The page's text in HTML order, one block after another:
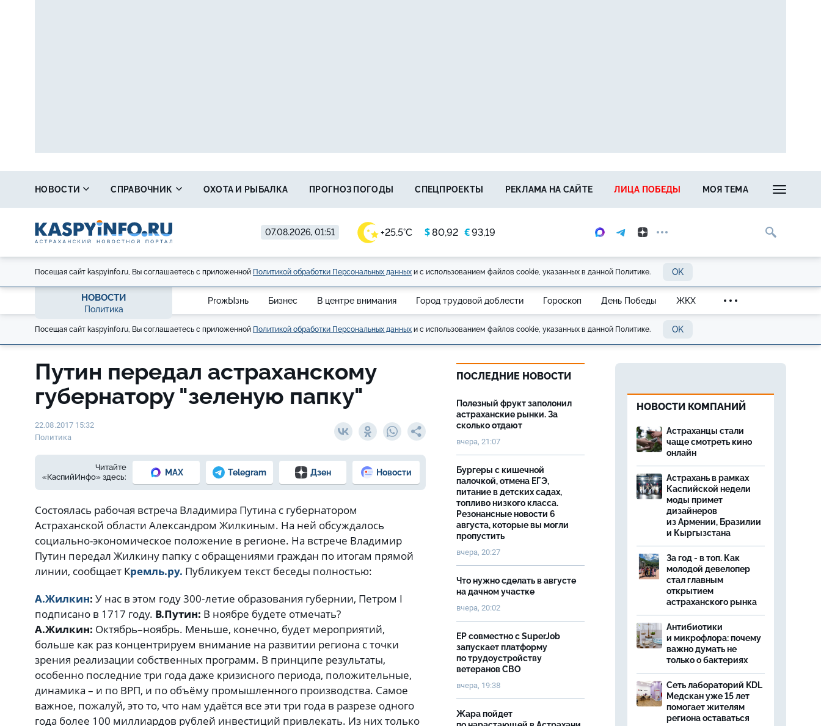
07.08.2026, 01:51 +25.5°C $80,92 €93,19
НОВОСТИ СПРАВОЧНИК ОХОТА И РЫБАЛКА ПРОГНОЗ ПОГОДЫ СПЕЦПРОЕКТЫ РЕКЛАМА НА САЙТЕ ЛИЦА ПОБЕДЫ МОЯ ТЕМА
Посещая сайт kaspyinfo.ru, Вы соглашаетесь с приложенной Политикой обработки Персональных данных и с использованием файлов cookie, указанных в данной Политике. OK
НОВОСТИ
Политика
ProжЫзнь Бизнес В центре внимания Город трудовой доблести Гороскоп День Победы ЖКХ
Посещая сайт kaspyinfo.ru, Вы соглашаетесь с приложенной Политикой обработки Персональных данных и с использованием файлов cookie, указанных в данной Политике. OK
Путин передал астраханскому
губернатору "зеленую папку"
22.08.2017 15:32
Политика
Читайте
«КаспийИнфо» здесь:
MAX Telegram Дзен Новости
Состоялась рабочая встреча Владимира Путина с губернатором
Астраханской области Александром Жилкиным. На ней обсуждалось
социально-экономическое положение в регионе. На встрече Владимир
Путин передал Жилкину папку с обращениями граждан по итогам прямой
линии, сообщает Кремль.ру. Публикуем текст беседы полностью:
А.Жилкин: У нас в этом году 300‑летие образования губернии, Петром I
подписано в 1717 году. В.Путин: В ноябре будете отмечать?
А.Жилкин: Октябрь–ноябрь. Меньше, конечно, будет мероприятий,
больше как раз концентрируем внимание на развитии региона с точки
зрения реализации собственных программ. В принципе результаты,
особенно последние три года даже кризисного периода, положительные,
динамика – и по ВРП, и по объёму промышленного производства. Самое
важное, пожалуй, это то, что нам удаётся все эти три года в разрезе одного
года более 100 миллиардов рублей инвестиций привлекать. Из них только
ПОСЛЕДНИЕ НОВОСТИ
Полезный фрукт заполонил
астраханские рынки. За
сколько отдают
вчера, 21:07
Бургеры с кишечной
палочкой, отмена ЕГЭ,
питание в детских садах,
топливо низкого класса.
Резонансные новости 6
августа, которые вы могли
пропустить
вчера, 20:27
Что нужно сделать в августе
на дачном участке
вчера, 20:02
ЕР совместно с SuperJob
запускает платформу
по трудоустройству
ветеранов СВО
вчера, 19:38
Жара пойдет
НОВОСТИ КОМПАНИЙ
Астраханцы стали
чаще смотреть кино
онлайн
Астрахань в рамках
Каспийской недели
моды примет
дизайнеров
из Армении, Бразилии
и Кыргызстана
За год - в топ. Как
молодой девелопер
стал главным
открытием
астраханского рынка
Антибиотики
и микрофлора: почему
важно думать не
только о бактериях
Сеть лабораторий KDL
Медскан уже 15 лет
помогает жителям
региона оставаться